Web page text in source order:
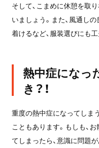
そして、こまめに休憩を取
いましょう。また、風通し
着けるなど、服装選びにも工
熱中症になっ
き？！
重度の熱中症になってしま
こともあります。もしも、
てしまったら、意識に問題